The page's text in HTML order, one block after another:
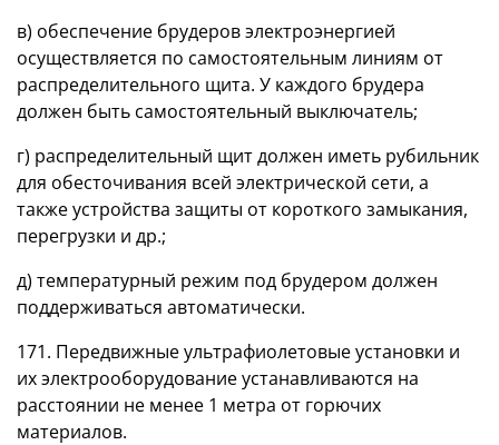
в) обеспечение брудеров электроэнергией
осуществляется по самостоятельным линиям от
распределительного щита. У каждого брудера
должен быть самостоятельный выключатель;
г) распределительный щит должен иметь рубильник
для обесточивания всей электрической сети, а
также устройства защиты от короткого замыкания,
перегрузки и др.;
д) температурный режим под брудером должен
поддерживаться автоматически.
171. Передвижные ультрафиолетовые установки и
их электрооборудование устанавливаются на
расстоянии не менее 1 метра от горючих
материалов.